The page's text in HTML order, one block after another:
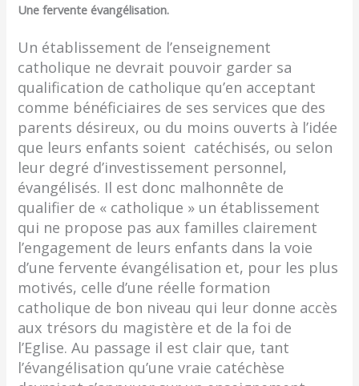
Une fervente évangélisation.
Un établissement de l’enseignement
catholique ne devrait pouvoir garder sa
qualification de catholique qu’en acceptant
comme bénéficiaires de ses services que des
parents désireux, ou du moins ouverts à l’idée
que leurs enfants soient catéchisés, ou selon
leur degré d’investissement personnel,
évangélisés. Il est donc malhon­nête de
qualifier de « catholique » un établissement
qui ne propose pas aux familles clairement
l’engagement de leurs enfants dans la voie
d’une fervente évangélisation et, pour les plus
motivés, celle d’une réelle formation
catholique de bon niveau qui leur donne accès
aux trésors du magistère et de la foi de
l’Eglise. Au passage il est clair que, tant
l’évangélisation qu’une vraie catéchèse